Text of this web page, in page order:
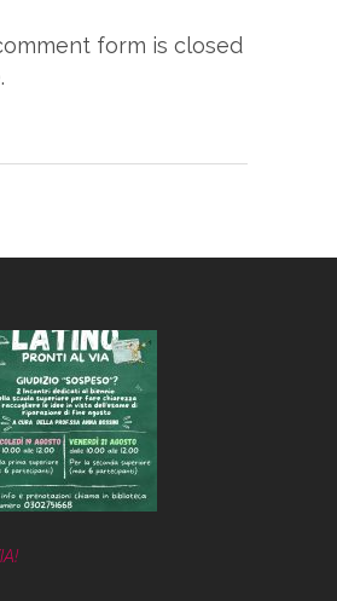
form is closed